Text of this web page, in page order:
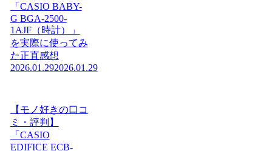
「CASIO BABY-
G BGA-2500-
1AJF（時計）」
を実際に使ってみ
た正直感想
2026.01.292026.01.29
【モノ好きの口コ
ミ・評判】
「CASIO
EDIFICE ECB-